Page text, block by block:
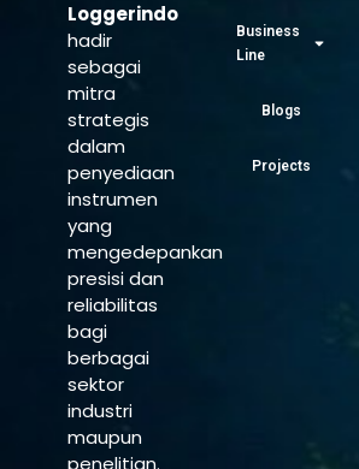
Loggerindo
hadir
sebagai
mitra
strategis
dalam
penyediaan
instrumen
yang
mengedepankan
presisi dan
reliabilitas
bagi
berbagai
sektor
industri
maupun
Business
Line
Blogs
Projects